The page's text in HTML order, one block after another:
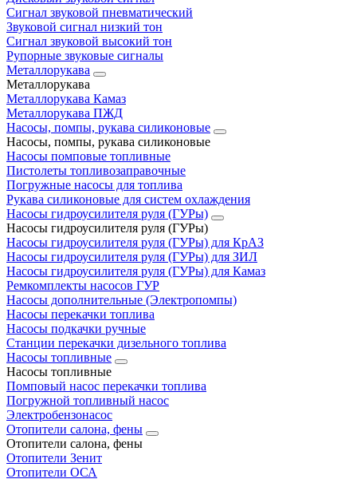
Сигнал звуковой пневматический
Звуковой сигнал низкий тон
Сигнал звуковой высокий тон
Рупорные звуковые сигналы
Металлорукава
Металлорукава
Металлорукава Камаз
Металлорукава ПЖД
Насосы, помпы, рукава силиконовые
Насосы, помпы, рукава силиконовые
Насосы помповые топливные
Пистолеты топливозаправочные
Погружные насосы для топлива
Рукава силиконовые для систем охлаждения
Насосы гидроусилителя руля (ГУРы)
Насосы гидроусилителя руля (ГУРы)
Насосы гидроусилителя руля (ГУРы) для КрАЗ
Насосы гидроусилителя руля (ГУРы) для ЗИЛ
Насосы гидроусилителя руля (ГУРы) для Камаз
Ремкомплекты насосов ГУР
Насосы дополнительные (Электропомпы)
Насосы перекачки топлива
Насосы подкачки ручные
Станции перекачки дизельного топлива
Насосы топливные
Насосы топливные
Помповый насос перекачки топлива
Погружной топливный насос
Электробензонасос
Отопители салона, фены
Отопители салона, фены
Отопители Зенит
Отопители ОСА